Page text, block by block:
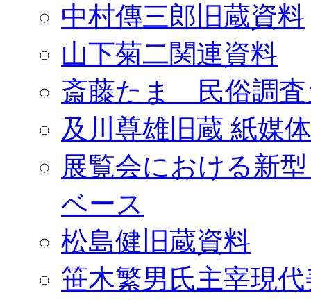
中村傳三郎旧蔵資料
山下菊二関連資料
斎藤たま 民俗調査
及川尊雄旧蔵 紙媒
展覧会における新
ベース
松島健旧蔵資料
笹木繁男氏主宰現